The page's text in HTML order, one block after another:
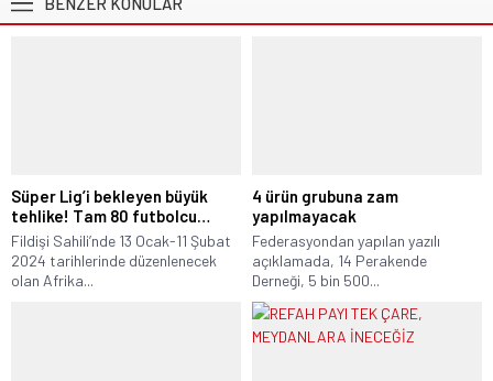
Süper Lig’i bekleyen büyük
tehlike! Tam 80 futbolcu…
Fildişi Sahili’nde 13 Ocak-11 Şubat
2024 tarihlerinde düzenlenecek
olan Afrika...
4 ürün grubuna zam
yapılmayacak
Federasyondan yapılan yazılı
açıklamada, 14 Perakende
Derneği, 5 bin 500...